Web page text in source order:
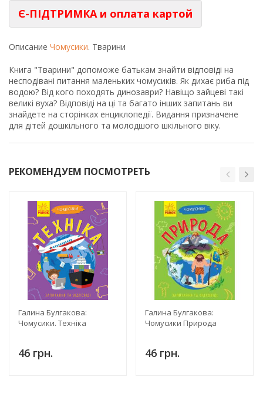
Є-ПІДТРИМКА и оплата картой
Описание Чомусики. Тварини
Книга "Тварини" допоможе батькам знайти відповіді на
несподівані питання маленьких чомусиків. Як дихає риба під
водою? Від кого походять динозаври? Навіщо зайцеві такі
великі вуха? Відповіді на ці та багато інших запитань ви
знайдете на сторінках енциклопедії. Видання призначене
для дітей дошкільного та молодшого шкільного віку.
РЕКОМЕНДУЕМ ПОСМОТРЕТЬ
Галина Булгакова:
Чомусики. Техніка
46 грн.
Галина Булгакова:
Чомусики Природа
46 грн.